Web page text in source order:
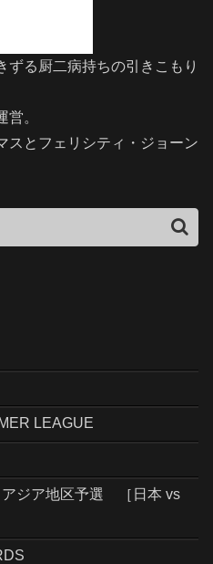
ずる厨二病持ちの引きこもり
。
スとフェリシティ・ジョーン
LEAGUE
ジア地区予選 ［日本 vs